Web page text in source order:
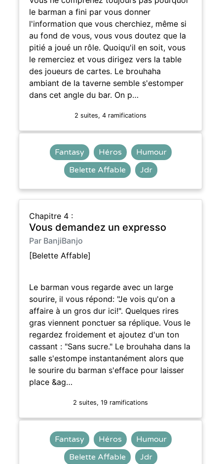
le barman a fini par vous donner
l'information que vous cherchiez, même si
au fond de vous, vous vous doutez que la
pitié a joué un rôle. Quoiqu'il en soit, vous
le remerciez et vous dirigez vers la table
des joueurs de cartes. Le brouhaha
ambiant de la taverne semble s'estomper
dans cet angle du bar. On p…
2 suites, 4 ramifications
Fantasy Héros
Humour
Belette Affable
Jdr
Chapitre 4 :
Vous demandez un expresso
Par BanjiBanjo
[Belette Affable]
Le barman vous regarde avec un large
sourire, il vous répond: "Je vois qu'on a
affaire à un gros dur ici!". Quelques rires
gras viennent ponctuer sa réplique. Vous le
regardez froidement et ajoutez d'un ton
cassant : "Sans sucre." Le brouhaha dans la
salle s'estompe instantanément alors que
le sourire du barman s'efface pour laisser
place &ag…
2 suites, 19 ramifications
Fantasy Héros
Humour
Belette Affable
Jdr